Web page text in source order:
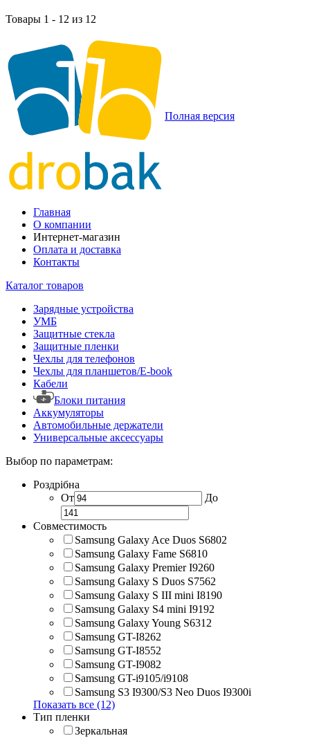
Товары 1 - 12 из 12
Полная версия
Главная
О компании
Интернет-магазин
Оплата и доставка
Контакты
Каталог товаров
Зарядные устройства
УМБ
Защитные стекла
Защитные пленки
Чехлы для телефонов
Чехлы для планшетов/E-book
Кабели
Блоки питания
Аккумуляторы
Автомобильные держатели
Универсальные аксессуары
Выбор по параметрам:
Роздрібна
От
До
Совместимость
Samsung Galaxy Ace Duos S6802
Samsung Galaxy Fame S6810
Samsung Galaxy Premier I9260
Samsung Galaxy S Duos S7562
Samsung Galaxy S III mini I8190
Samsung Galaxy S4 mini I9192
Samsung Galaxy Young S6312
Samsung GT-I8262
Samsung GT-I8552
Samsung GT-I9082
Samsung GT-i9105/i9108
Samsung S3 I9300/S3 Neo Duos I9300i
Показать все (12)
Тип пленки
Зеркальная